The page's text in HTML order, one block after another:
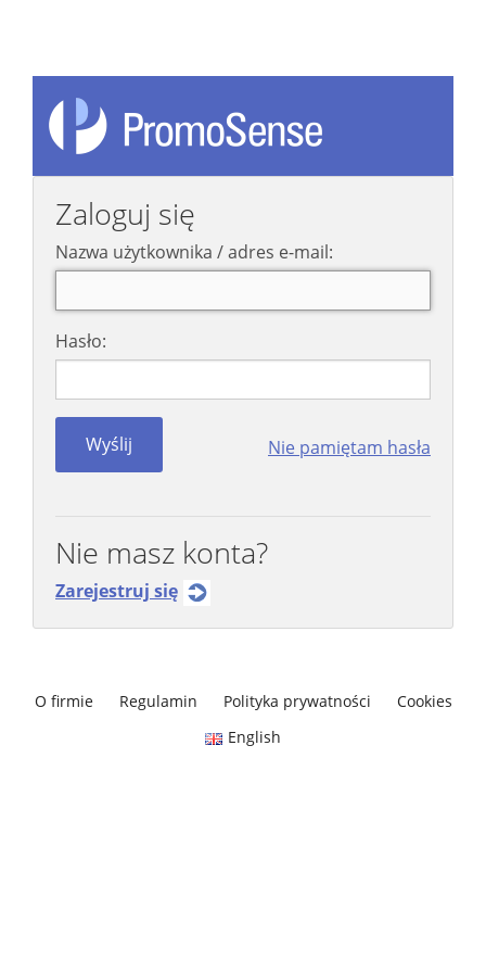
Zaloguj się
Nazwa użytkownika / adres e-mail:
Hasło:
Nie pamiętam hasła
Nie masz konta?
Zarejestruj się
O firmie Regulamin Polityka prywatności
Cookies
English